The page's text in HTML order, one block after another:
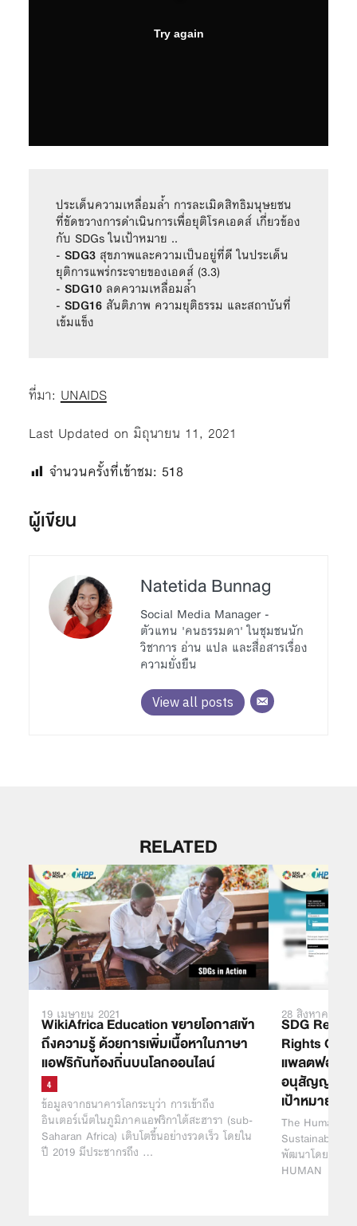
ประเด็นความเหลื่อมล้ำ การละเมิดสิทธิมนุษยชน
ที่ขัดขวางการดำเนินการเพื่อยุติโรคเอดส์ เกี่ยวข้อง
กับ SDGs ในเป้าหมาย ..
- SDG3 สุขภาพและความเป็นอยู่ที่ดี ในประเด็น
ยุติการแพร่กระจายของเอดส์ (3.3)
- SDG10 ลดความเหลื่อมล้ำ
- SDG16 สันติภาพ ความยุติธรรม และสถาบันที่
เข้มแข็ง
ที่มา: UNAIDS
Last Updated on มิถุนายน 11, 2021
จำนวนครั้งที่เข้าชม: 518
ผู้เขียน
Natetida Bunnag
Social Media Manager -
ตัวแทน 'คนธรรมดา' ในชุมชนนัก
วิชาการ อ่าน แปล และสื่อสารเรื่อง
ความยั่งยืน
View all posts
RELATED
19 เมษายน 2021
WikiAfrica Education ขยายโอกาสเข้า
ถึงความรู้ ด้วยการเพิ่มเนื้อหาในภาษา
แอฟริกันท้องถิ่นบนโลกออนไลน์
ข้อมูลจากธนาคารโลกระบุว่า การเข้าถึง
อินเตอร์เน็ตในภูมิภาคแอฟริกาใต้สะฮารา (sub-
Saharan Africa) เติบโตขึ้นอย่างรวดเร็ว โดยใน
ปี 2019 มีประชากรถึง …
28 สิงหาคม
SDG
Rights
แพลตฟอร์ม
อนุสัญญาเห
เป้าหมายใด
The Human
Sustainable
พัฒนาโดย THE
HUMAN